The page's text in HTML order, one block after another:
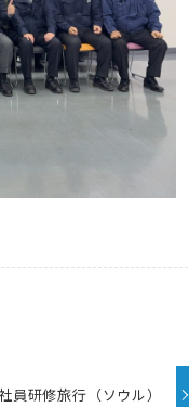
員研修旅行（ソウル）